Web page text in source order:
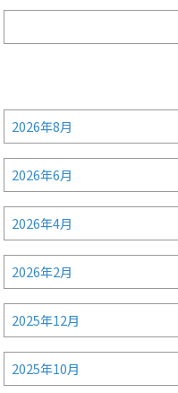
2026年8月
2026年6月
2026年4月
2026年2月
2025年12月
2025年10月